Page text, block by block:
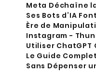
Meta Déchaîne
Ses Bots d’IA
Ère de
Instagram -
Utiliser
Le Guide
Sans Dépenser